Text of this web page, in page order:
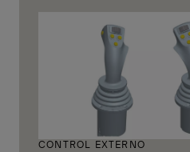
CONTROL EXTERNO